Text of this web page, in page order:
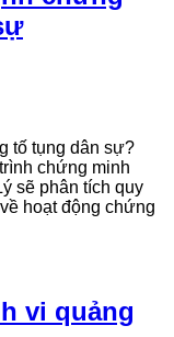
tố tụng dân sự?
chứng minh
sẽ phân tích quy
hoạt động chứng
vi quảng